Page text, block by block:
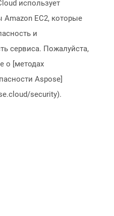
использует
EC2, которые
и
сервиса. Пожалуйста,
о [методах
Aspose]
security).